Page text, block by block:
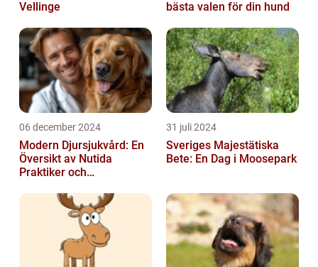
Vellinge
bästa valen för din hund
06 december 2024
Modern Djursjukvård: En
Översikt av Nutida
Praktiker och
31 juli 2024
Sveriges Majestätiska
Bete: En Dag i Moosepark